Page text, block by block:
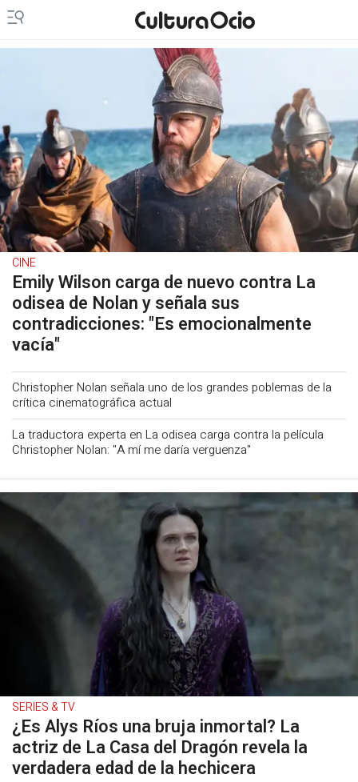
CINE
Emily Wilson carga de nuevo contra La
odisea de Nolan y señala sus
contradicciones: "Es emocionalmente
vacía"
Christopher Nolan señala uno de los grandes poblemas de la
crítica cinematográfica actual
La traductora experta en La odisea carga contra la película
Christopher Nolan: "A mí me daría verguenza"
SERIES & TV
¿Es Alys Ríos una bruja inmortal? La
actriz de La Casa del Dragón revela la
verdadera edad de la hechicera